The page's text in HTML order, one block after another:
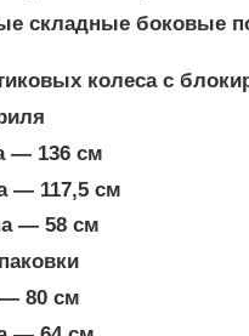
складные боковые
колеса с
— 136 см
— 117,5 см
— 58 см
80 см